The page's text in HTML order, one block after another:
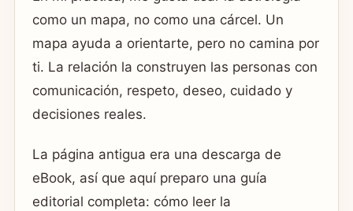
como un mapa, no como una cárcel. Un
mapa ayuda a orientarte, pero no camina por
ti. La relación la construyen las personas con
comunicación, respeto, deseo, cuidado y
decisiones reales.
La página antigua era una descarga de
eBook, así que aquí preparo una guía
editorial completa: cómo leer la